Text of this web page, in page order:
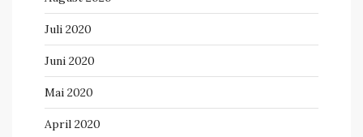
Juli 2020
Juni 2020
Mai 2020
April 2020